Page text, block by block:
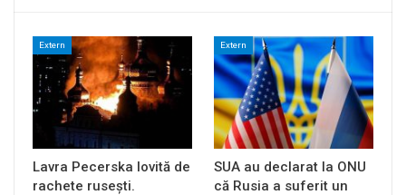
Extern
Lavra Pecerska lovită de
rachete rusești.
Extern
SUA au declarat la ONU
că Rusia a suferit un